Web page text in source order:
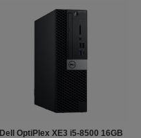
Dell OptiPlex XE3 i5-8500 16GB